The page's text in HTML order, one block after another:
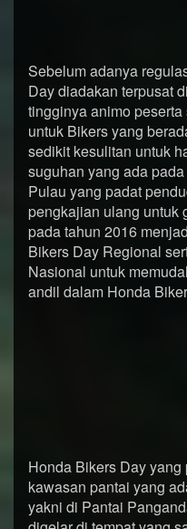
Sebelum adanya
Day diadakan terpusat
tingginya animo
untuk Bikers yang
sedikit kesulitan untuk
suguhan yang ada
Pulau yang padat
pengkajian ulang untuk
pada tahun 2016
Bikers Day Regional
Nasional untuk
andil dalam Honda
Honda Bikers Day
kawasan pantai yang
yakni di Pantai